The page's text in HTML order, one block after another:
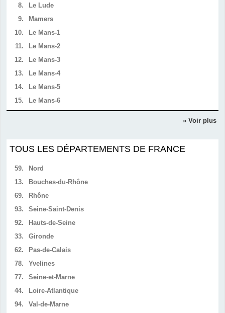
8.
Le Lude
9.
Mamers
10.
Le Mans-1
11.
Le Mans-2
12.
Le Mans-3
13.
Le Mans-4
14.
Le Mans-5
15.
Le Mans-6
» Voir plus
TOUS LES DÉPARTEMENTS DE FRANCE
59.
Nord
13.
Bouches-du-Rhône
69.
Rhône
93.
Seine-Saint-Denis
92.
Hauts-de-Seine
33.
Gironde
62.
Pas-de-Calais
78.
Yvelines
77.
Seine-et-Marne
44.
Loire-Atlantique
94.
Val-de-Marne